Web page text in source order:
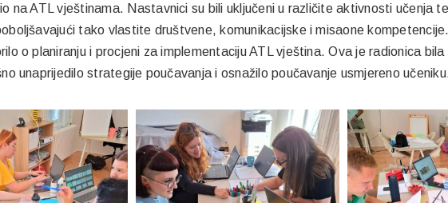
na ATL vještinama. Nastavnici su bili uključeni u različite aktivnosti učenja
tako vlastite društvene, komunikacijske i misaone
o planiranju i procjeni za implementaciju ATL vještina. Ova je radionica
unaprijedilo strategije poučavanja i osnažilo poučavanje usmjereno